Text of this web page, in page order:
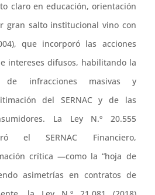
claro en educación, orientación
gran salto institucional vino con
que incorporó las acciones
intereses difusos, habilitando la
de infracciones masivas y
del SERNAC y de las
La Ley N.º 20.555
el SERNAC Financiero,
crítica —como la “hoja de
asimetrías en contratos de